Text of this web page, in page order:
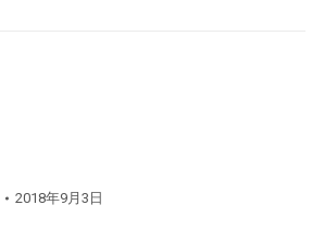
2018年9月3日